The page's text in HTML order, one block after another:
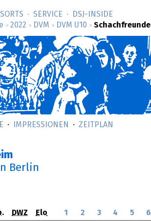
SERVICE
DSJ-­INSIDE
> 2022 > DVM > DVM U10 >
IMPRESSIONEN ZEITPLAN
Berlin
DWZ Elo 1 2 3 4 5 6